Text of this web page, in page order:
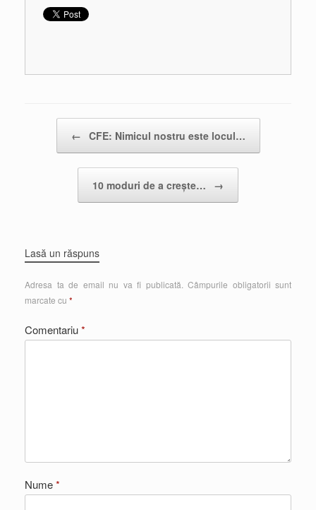
← CFE: Nimicul nostru este locul…
10 moduri de a crește… →
Lasă un răspuns
Adresa ta de email nu va fi publicată. Câmpurile obligatorii sunt
marcate cu *
Comentariu*
Nume*